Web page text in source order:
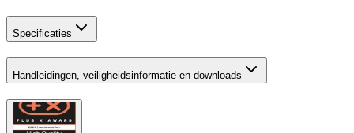
Specificaties
Handleidingen, veiligheidsinformatie en downloads